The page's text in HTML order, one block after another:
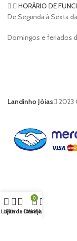
HORÁRIO DE
De Segunda à Sexta
Domingos e feriados
Landinho Jóias 2023
LojaFiltros
Lista de Desejos
0
Carrinho
Minha conta